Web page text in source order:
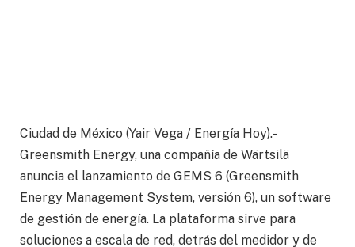
Ciudad de México (Yair Vega / Energía Hoy).-
Greensmith Energy, una compañía de Wärtsilä
anuncia el lanzamiento de GEMS 6 (Greensmith
Energy Management System, versión 6), un software
de gestión de energía. La plataforma sirve para
soluciones a escala de red, detrás del medidor y de